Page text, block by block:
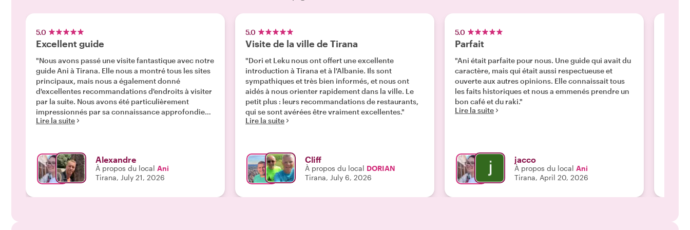
5.0
Excellent guide
"Nous avons passé une visite fantastique avec notre
guide Ani à Tirana. Elle nous a montré tous les sites
principaux, mais nous a également donné
d'excellentes recommandations d'endroits à visiter
par la suite. Nous avons été particulièrement
impressionnés par sa connaissance approfondie
de l'histoire et de la politique actuelle de l'Albanie.
répondre à nos questions. Elle était très
accueillante, parlait un excellent anglais et français,
et a rendu toute l'expérience agréable du début à la
fin. Nous la recommanderions sans hésiter à tous
Lire la suite
Alexandre
À propos du local Ani
Tirana, July 21, 2026
5.0
Visite de la ville de Tirana
"Dori et Leku nous ont offert une excellente
introduction à Tirana et à l'Albanie. Ils sont
sympathiques et très bien informés, et nous ont
aidés à nous orienter rapidement dans la ville. Le
petit plus : leurs recommandations de restaurants,
qui se sont avérées être vraiment excellentes."
Lire la suite
Cliff
À propos du local DORIAN
Tirana, July 6, 2026
5.0
Parfait
"Ani était parfaite pour nous. Une guide qui avait du
caractère, mais qui était aussi respectueuse et
ouverte aux autres opinions. Elle connaissait tous
les faits historiques et nous a emmenés prendre un
bon café et du raki."
Lire la suite
jacco
À propos du local Ani
Tirana, April 20, 2026